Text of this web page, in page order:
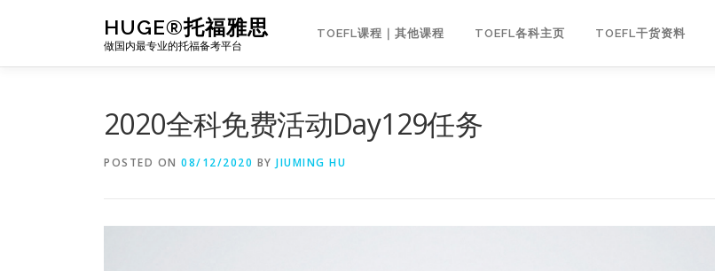
HUGE®托福雅思
做国内最专业的托福备考平台
TOEFL课程｜其他课程 TOEFL各科主页 TOEFL干货资料
2020全科免费活动Day129任务
POSTED ON 08/12/2020 BY JIUMING HU